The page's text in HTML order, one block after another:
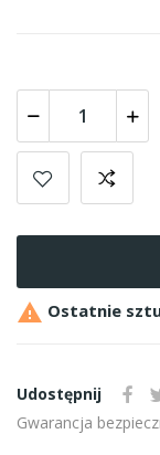
 Ostatnie
Udostępnij
Gwarancja